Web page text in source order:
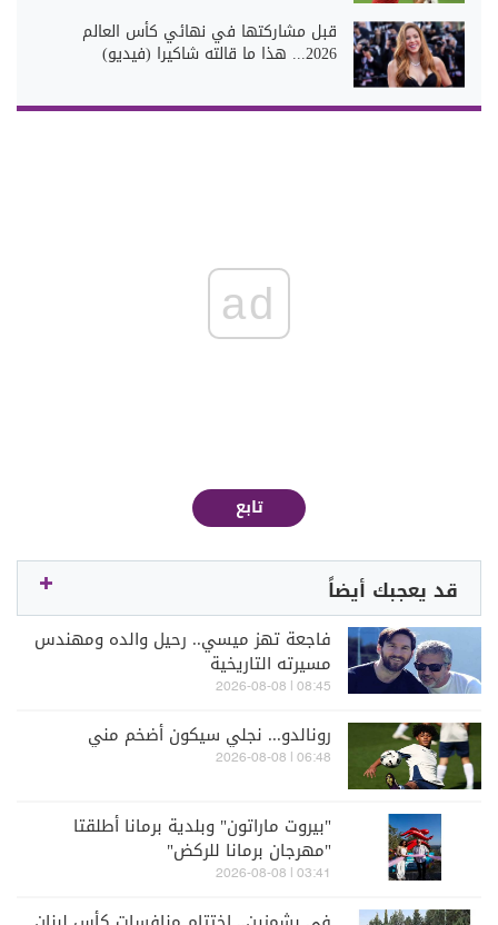
قبل مشاركتها في نهائي كأس العالم
2026... هذا ما قالته شاكيرا (فيديو)
ad
تابع
قد يعجبك أيضاً
فاجعة تهز ميسي.. رحيل والده ومهندس
مسيرته التاريخية
08:45 | 2026-08-08
رونالدو... نجلي سيكون أضخم مني
06:48 | 2026-08-08
"بيروت ماراتون" وبلدية برمانا أطلقتا
"مهرجان برمانا للركض"
03:41 | 2026-08-08